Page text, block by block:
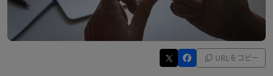
URLをコピー